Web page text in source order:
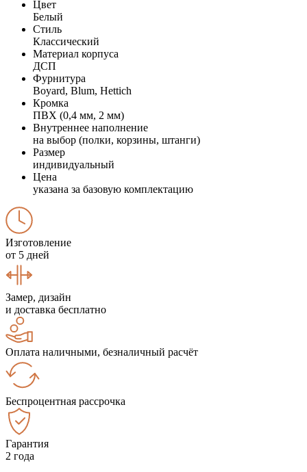
Цвет
Белый
Стиль
Классический
Материал корпуса
ДСП
Фурнитура
Boyard, Blum, Hettich
Кромка
ПВХ (0,4 мм, 2 мм)
Внутреннее наполнение
на выбор (полки, корзины, штанги)
Размер
индивидуальный
Цена
указана за базовую комплектацию
Изготовление
от 5 дней
Замер, дизайн
и доставка бесплатно
Оплата наличными, безналичный расчёт
Беспроцентная рассрочка
Гарантия
2 года